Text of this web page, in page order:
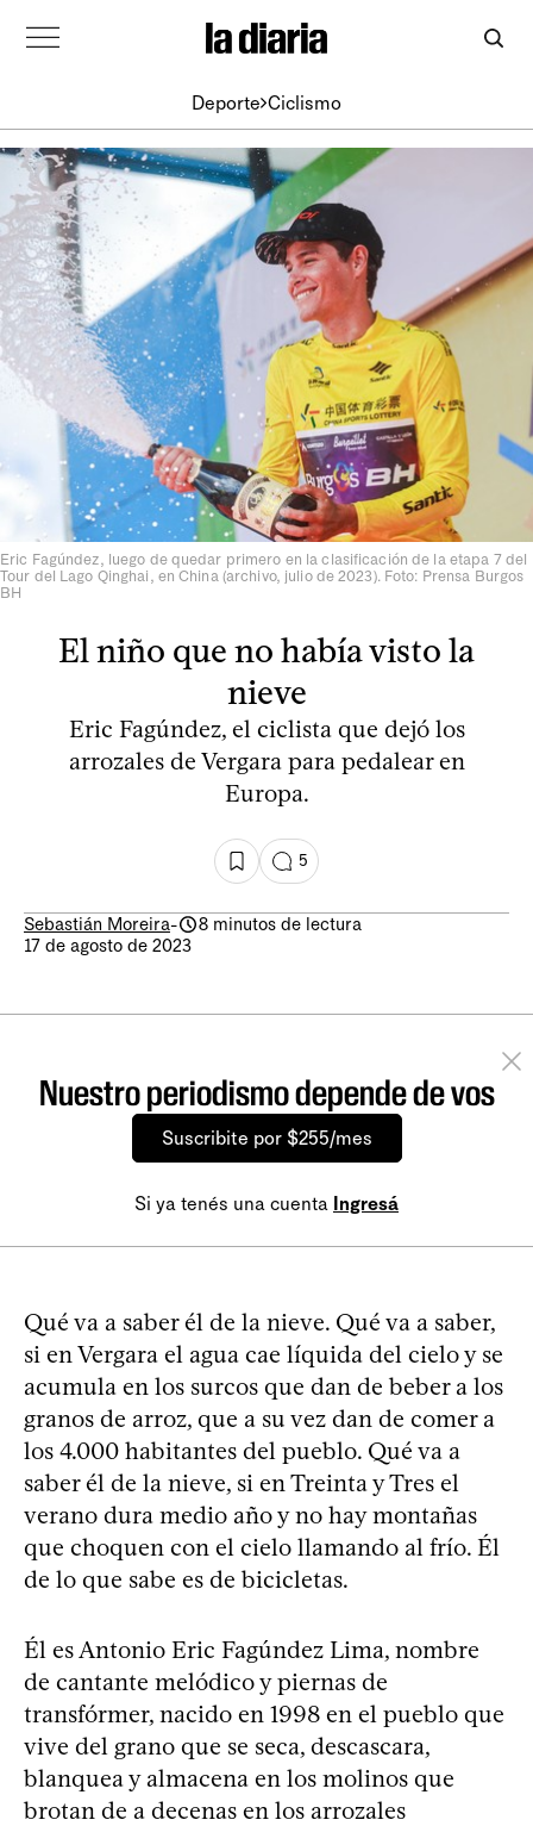
Deporte Ciclismo
Eric Fagúndez, luego de quedar primero en la clasificación de la etapa 7 del
Tour del Lago Qinghai, en China (archivo, julio de 2023). Foto: Prensa Burgos
BH
El niño que no había visto la
nieve
Eric Fagúndez, el ciclista que dejó los
arrozales de Vergara para pedalear en
Europa.
5
Sebastián Moreira-
8 minutos de lectura
17 de agosto de 2023
Nuestro periodismo depende de vos
Suscribite por $255/mes
Si ya tenés una cuenta Ingresá
Qué va a saber él de la nieve. Qué va a saber,
si en Vergara el agua cae líquida del cielo y se
acumula en los surcos que dan de beber a los
granos de arroz, que a su vez dan de comer a
los 4.000 habitantes del pueblo. Qué va a
saber él de la nieve, si en Treinta y Tres el
verano dura medio año y no hay montañas
que choquen con el cielo llamando al frío. Él
de lo que sabe es de bicicletas.
Él es Antonio Eric Fagúndez Lima, nombre
de cantante melódico y piernas de
transfórmer, nacido en 1998 en el pueblo que
vive del grano que se seca, descascara,
blanquea y almacena en los molinos que
brotan de a decenas en los arrozales